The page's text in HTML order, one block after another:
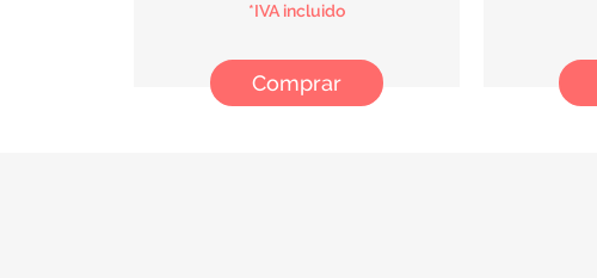
*IVA incluido
Comprar